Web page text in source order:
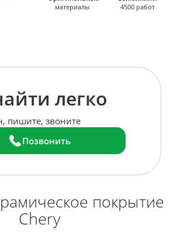
материалы
4500 работ
легко
пишите, звоните
Позвонить
покрытие
Chery